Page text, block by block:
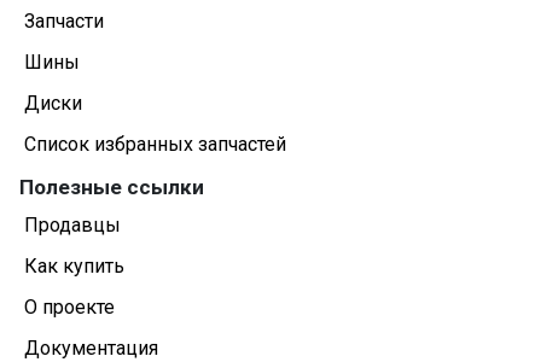
Запчасти
Шины
Диски
Список избранных запчастей
Полезные ссылки
Продавцы
Как купить
О проекте
Документация